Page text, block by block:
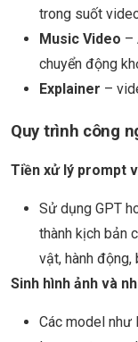
trong suốt
Music Video –
chuyển động
Explainer –
Quy trình công
Tiền xử lý prompt
Sử dụng GPT
thành kịch bản
vật, hành động,
Sinh hình ảnh và
Các model như